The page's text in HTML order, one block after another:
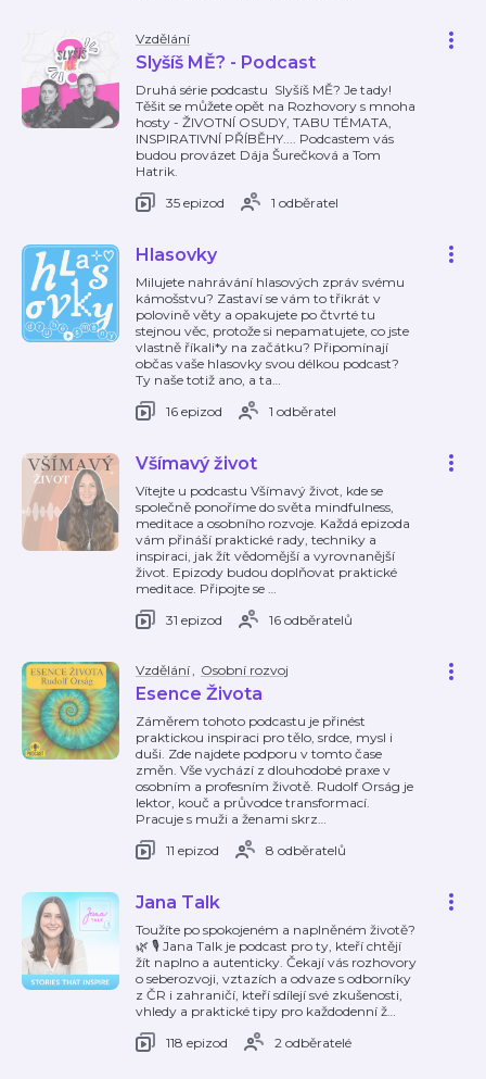
Vzdělání
Slyšíš MĚ? - Podcast
Druhá série podcastu Slyšíš MĚ? Je tady!
Těšit se můžete opět na Rozhovory s mnoha
hosty - ŽIVOTNÍ OSUDY, TABU TÉMATA,
INSPIRATIVNÍ PŘÍBĚHY.... Podcastem vás
budou provázet Dája Šurečková a Tom
Hatrik.
35 epizod
1 odběratel
Hlasovky
Milujete nahrávání hlasových zpráv svému
kámošstvu? Zastaví se vám to třikrát v
polovině věty a opakujete po čtvrté tu
stejnou věc, protože si nepamatujete, co jste
vlastně říkali*y na začátku? Připomínají
občas vaše hlasovky svou délkou podcast?
Ty naše totiž ano, a ta…
16 epizod
1 odběratel
Všímavý život
Vítejte u podcastu Všímavý život, kde se
společně ponoříme do světa mindfulness,
meditace a osobního rozvoje. Každá epizoda
vám přináší praktické rady, techniky a
inspiraci, jak žít vědomější a vyrovnanější
život. Epizody budou doplňovat praktické
meditace. Připojte se …
31 epizod
16 odběratelů
Vzdělání, Osobní rozvoj
Esence Života
Záměrem tohoto podcastu je přinést
praktickou inspiraci pro tělo, srdce, mysl i
duši. Zde najdete podporu v tomto čase
změn. Vše vychází z dlouhodobé praxe v
osobním a profesním životě. Rudolf Orság je
lektor, kouč a průvodce transformací.
Pracuje s muži a ženami skrz…
11 epizod
8 odběratelů
Jana Talk
Toužíte po spokojeném a naplněném životě?
🌿 🎙️ Jana Talk je podcast pro ty, kteří chtějí
žít naplno a autenticky. Čekají vás rozhovory
o seberozvoji, vztazích a odvaze s odborníky
z ČR i zahraničí, kteří sdílejí své zkušenosti,
vhledy a praktické tipy pro každodenní ž…
118 epizod
2 odběratelé